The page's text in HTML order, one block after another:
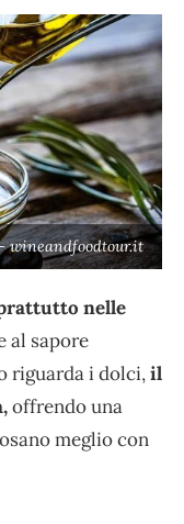
wineandfoodtour.it
nelle
al sapore
riguarda i dolci,il
offrendo una
meglio con